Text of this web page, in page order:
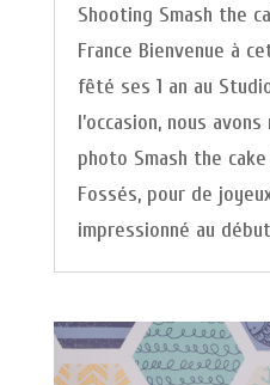
Shooting Smash the
France Bienvenue à
fêté ses 1 an au
l’occasion, nous
photo Smash the
Fossés, pour de
impressionné au